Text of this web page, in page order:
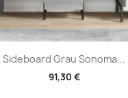
Sideboard Grau Sonoma...
91,30 €
Vorschau